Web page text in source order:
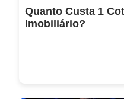
Quanto Custa 1
Imobiliário?